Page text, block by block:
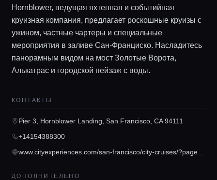
Главная
Локации
Гиды
Консьерж сервис
Hornblower, ведущая яхтенная и событийная
круизная компания, предлагает роскошные круизы с
ужином, частные чартеры и специальные
мероприятия в заливе Сан-Франциско. Насладитесь
панорамным видом на мост Золотые Ворота,
Алькатрас и городской пейзаж с воды.
КОНТАКТЫ
Pier 3, Hornblower Landing, San Francisco, CA 94111
+14154388300
ДОПОЛНИТЕЛЬНО